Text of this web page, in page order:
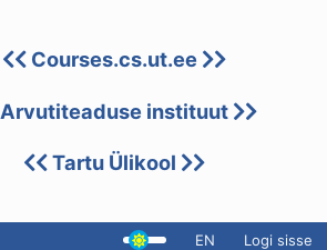
Courses.cs.ut.ee
Arvutiteaduse instituut
Tartu Ülikool
EN Logi sisse